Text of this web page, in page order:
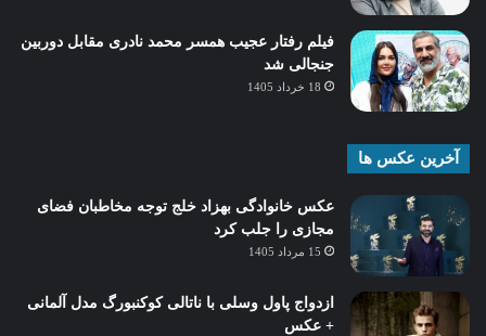
فیلم رفتار عجیب همسر محمد نادری مقابل دوربین
جنجالی شد
18 خرداد 1405
آخرین عکس ها
عکس خانوادگی بهزاد خلج توجه مخاطبان فضای
مجازی را جلب کرد
15 مرداد 1405
ازدواج پاول وسلی با ناتالی کوکنبورگ مدل آلمانی
+ عکس